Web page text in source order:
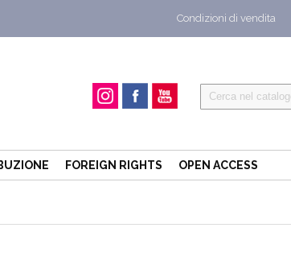
Condizioni di vendita
FOREIGN RIGHTS OPEN ACCESS